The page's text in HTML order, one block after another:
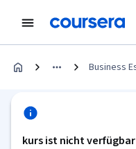
Business
kurs ist nicht